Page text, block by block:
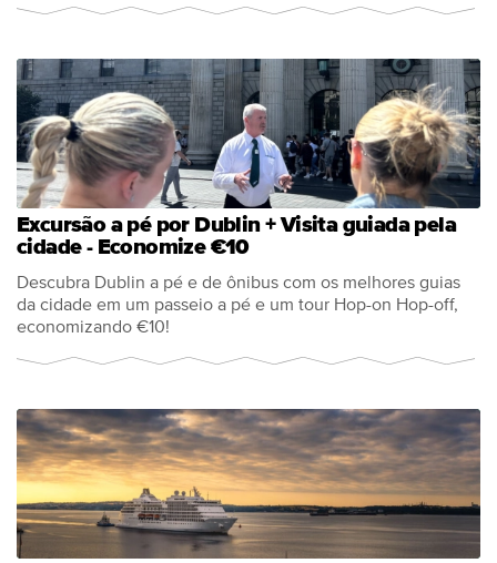
Excursão a pé por Dublin + Visita guiada pela
cidade - Economize €10
Descubra Dublin a pé e de ônibus com os melhores guias
da cidade em um passeio a pé e um tour Hop-on Hop-off,
economizando €10!